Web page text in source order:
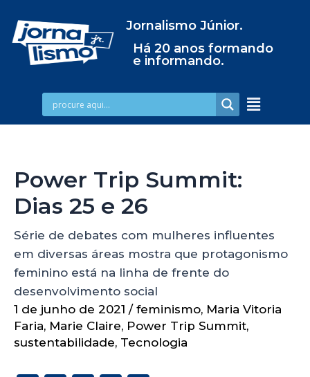
Jornalismo Júnior.
Há 20 anos formando
e informando.
Power Trip Summit:
Dias 25 e 26
Série de debates com mulheres influentes
em diversas áreas mostra que protagonismo
feminino está na linha de frente do
desenvolvimento social
1 de junho de 2021 / feminismo, Maria Vitoria
Faria, Marie Claire, Power Trip Summit,
sustentabilidade, Tecnologia